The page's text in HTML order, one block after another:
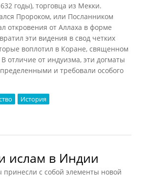
годы), торговца из Мекки.
Пророком, или Посланником
откровения от Аллаха в форме
эти видения в свод четких
воплотил в Коране, священном
отличие от индуизма, эти догматы
и требовали особого
История
ислам в Индии
с собой элементы новой